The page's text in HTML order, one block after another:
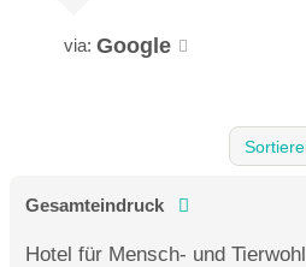
via: Google
Gesamteindruck
Hotel für Mensch- und Tierwohl